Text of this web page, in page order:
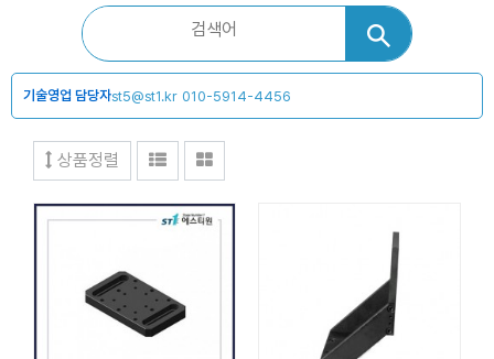
기술영업 담당자st5@st1.kr 010-5914-4456
상품정렬